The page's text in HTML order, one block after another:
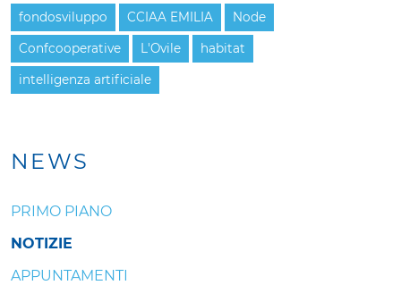
NEWS
PRIMO PIANO
NOTIZIE
APPUNTAMENTI
fondosviluppo CCIAA EMILIA Node
Confcooperative L'Ovile habitat
intelligenza artificiale